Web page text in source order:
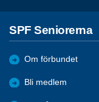
SPF Seniorerna
Om förbundet
Bli medlem